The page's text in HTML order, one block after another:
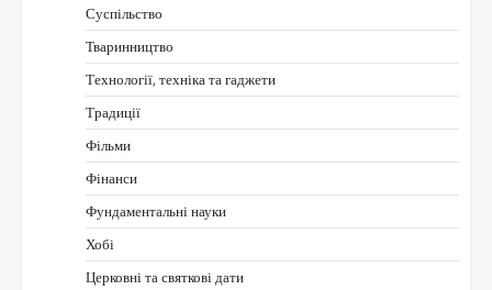
Суспільство
Тваринництво
Технології, техніка та гаджети
Традиції
Фільми
Фінанси
Фундаментальні науки
Хобі
Церковні та святкові дати